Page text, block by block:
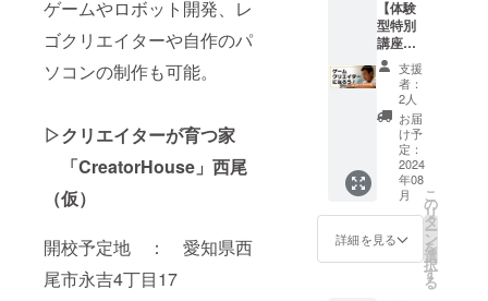
ゲームやロボット開発、レ
ゴクリエイターや自作のパ
ソコンの制作も可能。
▷クリエイターが育つ家
「CreatorHouse」西尾
（仮）
開校予定地 ： 愛知県西
尾市永吉4丁目17
とので
きる新
しい形
の学校
づくり
クリエ
イター
ハウス
代表の
藤井か
ら今後
の活動
含むお
礼の
日３Dプ
リン
ターで
印刷さ
れた状
態でお
渡しい
たしま
す。 お
子様や
ご家
族、友
人をプ
リント
利用し
てお送
りしま
す
【体験
型特別
講座
「ゲー
ムクリ
エイ
ターに
なろ
う！！
」に参
加でき
る権】
子ども
でも簡
単に扱
支援
者：
2人
お届
け予
定：
2024
年08
月
詳細を見る
こ
の
リ
タ
ー
ン
を
選
択
す
る